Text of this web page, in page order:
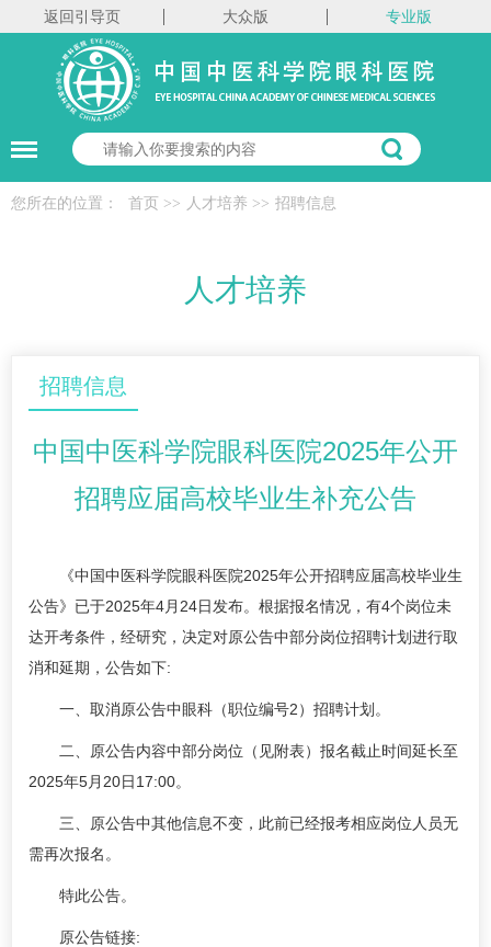
返回引导页 大众版 专业版
您所在的位置： 首页 >> 人才培养 >> 招聘信息
人才培养
招聘信息
中国中医科学院眼科医院2025年公开
招聘应届高校毕业生补充公告
《中国中医科学院眼科医院2025年公开招聘应届高校毕业生
公告》已于2025年4月24日发布。根据报名情况，有4个岗位未
达开考条件，经研究，决定对原公告中部分岗位招聘计划进行取
消和延期，公告如下:
一、取消原公告中眼科（职位编号2）招聘计划。
二、原公告内容中部分岗位（见附表）报名截止时间延长至
2025年5月20日17:00。
三、原公告中其他信息不变，此前已经报考相应岗位人员无
需再次报名。
特此公告。
原公告链接: